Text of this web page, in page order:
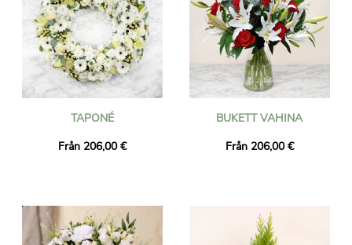
TAPONÉ
Från 206,00 €
BUKETT VAHINA
Från 206,00 €